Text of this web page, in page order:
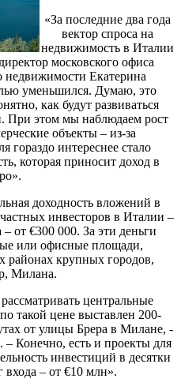
«За последние два года
вектор спроса на
недвижимость в Италии
московского офиса
недвижимости Екатерина
уменьшился. Думаю, это
как будут развиваться
При этом мы наблюдаем рост
объекты – из-за
гораздо интереснее стало
которая приносит доход в
доходность вложений в
инвесторов в Италии –
от €300 000. За эти деньги
или офисные площади,
районах крупных городов,
Милана.
центральные
такой цене выставлен 200-
от улицы Брера в Милане, -
– Конечно, есть и проекты для
инвестиций в десятки
– от €10 млн».